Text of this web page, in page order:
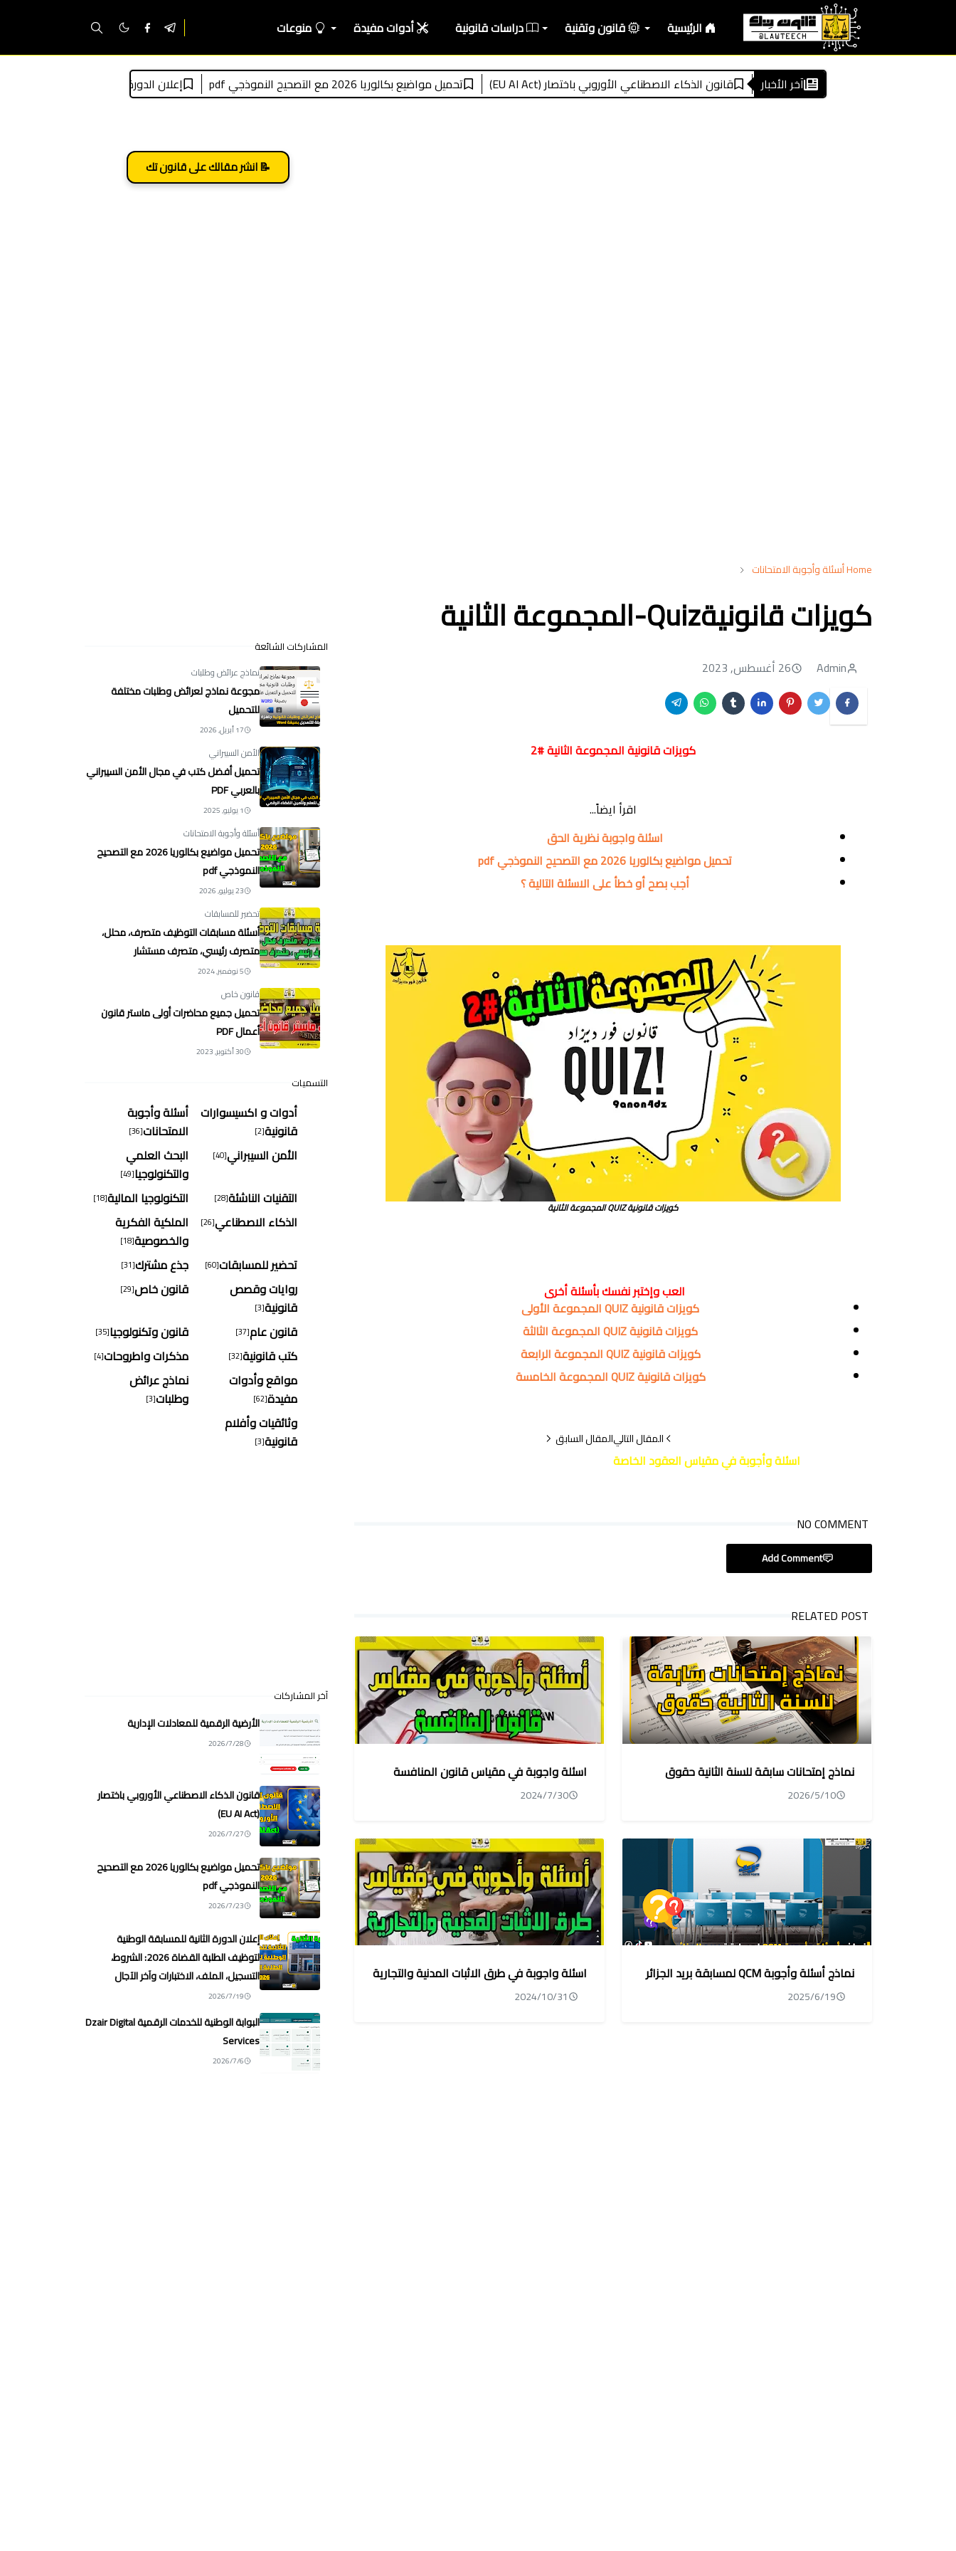
الرئيسية قانون وتقنية دراسات قانونية أدوات مفيدة منوعات
آخر الأخبارالرقمية للمعادلات الإدارية قانون الذكاء الاصطناعي الأوروبي باختصار (EU AI Act) تحميل مواضيع بكالوريا 2026 مع التصحيح النموذجي pdf إعلان الدورة الثانية للمسابقة الوطنية لتوظيف الطلبة القضاة 2026: الشروط، التسجيل، الملف،
Homeأسئلة وأجوبة الامتحانات
كويزات قانونيةQuiz-المجموعة الثانية
Admin 26 أغسطس, 2023
كويزات قانونية المجموعة الثانية #2
اقرأ ايضاً...
اسئلة واجوبة نظرية الحق
تحميل مواضيع بكالوريا 2026 مع التصحيح النموذجي pdf
أجب بصح أو خطأ على الاسئلة التالية ؟
كويزات قانونية QUIZ المجموعة الثانية
العب وإختبر نفسك بأسئلة أخرى
كويزات قانونية QUIZ المجموعة الأولى
كويزات قانونية QUIZ المجموعة الثالثة
كويزات قانونية QUIZ المجموعة الرابعة
كويزات قانونية QUIZ المجموعة الخامسة
المقال التالي
اسئلة وأجوبة في مقياس العقود الخاصة
المقال السابق
NO COMMENT
Add Comment
RELATED POST
نماذج إمتحانات سابقة للسنة الثانية حقوق
2026/5/10
اسئلة واجوبة في مقياس قانون المنافسة
2024/7/30
نماذج أسئلة وأجوبة QCM لمسابقة بريد الجزائر
2025/6/19
اسئلة واجوبة في طرق الاثبات المدنية والتجارية
2024/10/31
📝 انشر مقالك على قانون تك
المشاركات الشائعة
نماذج عرائض وطلبات
مجوعة نماذج لعرائض وطلبات مختلفة
للتحميل
17 أبريل, 2026
الأمن السيبراني
تحميل أفضل كتب في مجال الأمن السيبراني
بالعربي PDF
1 يوليو, 2025
أسئلة وأجوبة الامتحانات
تحميل مواضيع بكالوريا 2026 مع التصحيح
النموذجي pdf
23 يوليو, 2026
تحضير للمسابقات
أسئلة مسابقات التوظيف متصرف، محلل،
متصرف رئيسي، متصرف مستشار
5 نوفمبر, 2024
قانون خاص
تحميل جميع محاضرات أولى ماستر قانون
أعمال PDF
30 أكتوبر, 2023
التسميات
أدوات و اكسيسوارات
قانونية[2]
أسئلة وأجوبة
الامتحانات[36]
الأمن السيبراني[40]
البحث العلمي
والتكنولوجيا[49]
التقنيات الناشئة[28] التكنولوجيا المالية[18]
الذكاء الاصطناعي[26]
الملكية الفكرية
والخصوصية[18]
تحضير للمسابقات[60] جذع مشترك[31]
روايات وقصص
قانونية[3]
قانون خاص[29]
قانون عام[37] قانون وتكنولوجيا[35]
كتب قانونية[32] مذكرات واطروحات[4]
مواقع وأدوات
مفيدة[62]
نماذج عرائض
وطلبات[3]
وثائقيات وأفلام
قانونية[3]
آخر المشاركات
الأرضية الرقمية للمعادلات الإدارية
2026/7/28
قانون الذكاء الاصطناعي الأوروبي باختصار
(EU AI Act)
2026/7/27
تحميل مواضيع بكالوريا 2026 مع التصحيح
النموذجي pdf
2026/7/23
إعلان الدورة الثانية للمسابقة الوطنية
لتوظيف الطلبة القضاة 2026: الشروط،
التسجيل، الملف، الاختبارات وآخر الآجال
2026/7/19
البوابة الوطنية للخدمات الرقمية Dzair Digital
Services
2026/7/6